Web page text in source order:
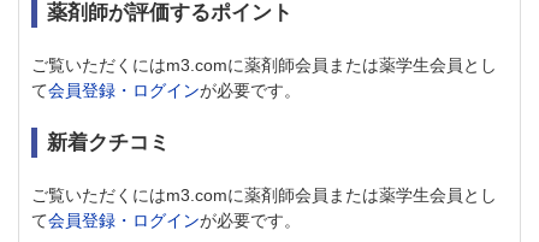
薬剤師が評価するポイント
ご覧いただくにはm3.comに薬剤師会員または薬学生会員とし
て会員登録・ログインが必要です。
新着クチコミ
ご覧いただくにはm3.comに薬剤師会員または薬学生会員とし
て会員登録・ログインが必要です。